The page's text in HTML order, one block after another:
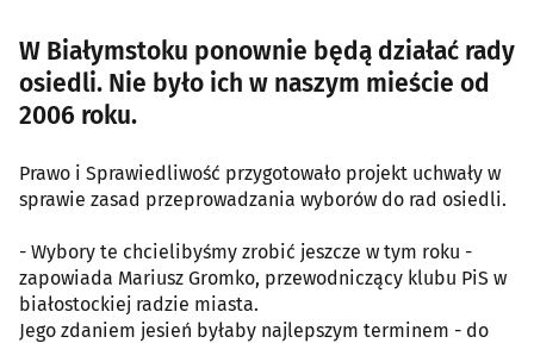
W Białymstoku ponownie będą działać rady
osiedli. Nie było ich w naszym mieście od
2006 roku.
Prawo i Sprawiedliwość przygotowało projekt uchwały w
sprawie zasad przeprowadzania wyborów do rad osiedli.
- Wybory te chcielibyśmy zrobić jeszcze w tym roku -
zapowiada Mariusz Gromko, przewodniczący klubu PiS w
białostockiej radzie miasta.
Jego zdaniem jesień byłaby najlepszym terminem - do